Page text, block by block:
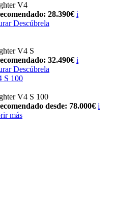
V4
28.390€ i
Descúbrela
V4 S
32.490€ i
Descúbrela
S 100
V4 S 100
desde: 78.000€ i
más